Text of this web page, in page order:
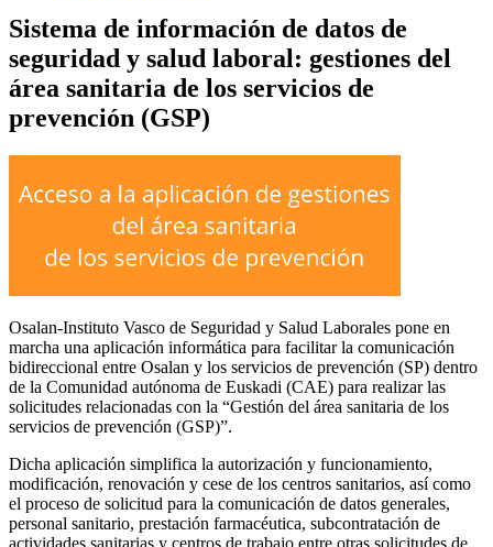
Sistema de información de datos de
seguridad y salud laboral: gestiones del
área sanitaria de los servicios de
prevención (GSP)
Osalan-Instituto Vasco de Seguridad y Salud Laborales pone en
marcha una aplicación informática para facilitar la comunicación
bidireccional entre Osalan y los servicios de prevención (SP) dentro
de la Comunidad autónoma de Euskadi (CAE) para realizar las
solicitudes relacionadas con la “Gestión del área sanitaria de los
servicios de prevención (GSP)”.
Dicha aplicación simplifica la autorización y funcionamiento,
modificación, renovación y cese de los centros sanitarios, así como
el proceso de solicitud para la comunicación de datos generales,
personal sanitario, prestación farmacéutica, subcontratación de
actividades sanitarias y centros de trabajo entre otras solicitudes de